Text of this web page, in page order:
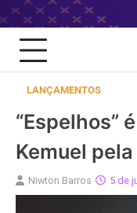
LANÇAMENTOS
“Espelhos”
Kemuel
Niwton Barros 5 de